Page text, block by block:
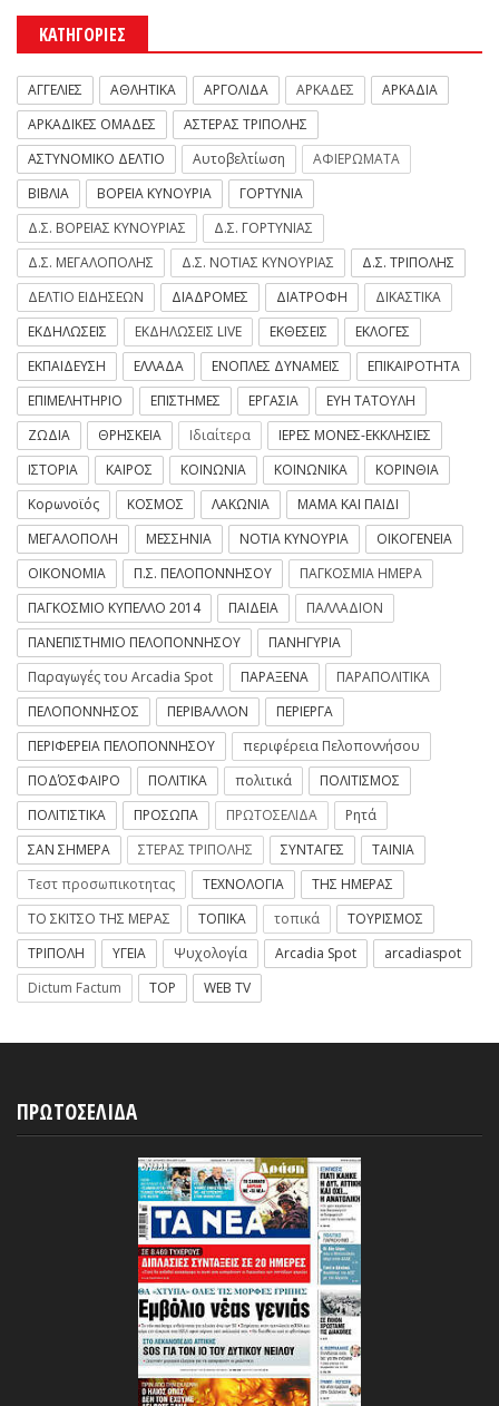
ΚΑΤΗΓΟΡΙΕΣ
ΑΓΓΕΛΙΕΣ ΑΘΛΗΤΙΚΑ ΑΡΓΟΛΙΔΑ ΑΡΚΑΔΕΣ
ΑΡΚΑΔΙΑ
ΑΡΚΑΔΙΚΕΣ ΟΜΑΔΕΣ
ΑΣΤΕΡΑΣ ΤΡΙΠΟΛΗΣ
ΑΣΤΥΝΟΜΙΚΟ ΔΕΛΤΙΟ
Αυτοβελτίωση
ΑΦΙΕΡΩΜΑΤΑ
ΒΙΒΛΙΑ
ΒΟΡΕΙΑ ΚΥΝΟΥΡΙΑ
ΓΟΡΤΥΝΙΑ
Δ.Σ. ΒΟΡΕΙΑΣ ΚΥΝΟΥΡΙΑΣ
Δ.Σ. ΓΟΡΤΥΝΙΑΣ
Δ.Σ. ΜΕΓΑΛΟΠΟΛΗΣ
Δ.Σ. ΝΟΤΙΑΣ ΚΥΝΟΥΡΙΑΣ
Δ.Σ. ΤΡΙΠΟΛΗΣ
ΔΕΛΤΙΟ ΕΙΔΗΣΕΩΝ
ΔΙΑΔΡΟΜΕΣ ΔΙΑΤΡΟΦΗ
ΔΙΚΑΣΤΙΚΑ
ΕΚΔΗΛΩΣΕΙΣ
ΕΚΔΗΛΩΣΕΙΣ LIVE ΕΚΘΕΣΕΙΣ
ΕΚΛΟΓΕΣ
ΕΚΠΑΙΔΕΥΣΗ
ΕΛΛΑΔΑ ΕΝΟΠΛΕΣ ΔΥΝΑΜΕΙΣ
ΕΠΙΚΑΙΡΟΤΗΤΑ
ΕΠΙΜΕΛΗΤΗΡΙΟ
ΕΠΙΣΤΗΜΕΣ ΕΡΓΑΣΙΑ
ΕΥΗ ΤΑΤΟΥΛΗ
ΖΩΔΙΑ
ΘΡΗΣΚΕΙΑ Ιδιαίτερα
ΙΕΡΕΣ ΜΟΝΕΣ-ΕΚΚΛΗΣΙΕΣ
ΙΣΤΟΡΙΑ
ΚΑΙΡΟΣ ΚΟΙΝΩΝΙΑ ΚΟΙΝΩΝΙΚΑ
ΚΟΡΙΝΘΙΑ
Κορωνοϊός
ΚΟΣΜΟΣ ΛΑΚΩΝΙΑ
ΜΑΜΑ ΚΑΙ ΠΑΙΔΙ
ΜΕΓΑΛΟΠΟΛΗ
ΜΕΣΣΗΝΙΑ ΝΟΤΙΑ ΚΥΝΟΥΡΙΑ
ΟΙΚΟΓΕΝΕΙΑ
ΟΙΚΟΝΟΜΙΑ
Π.Σ. ΠΕΛΟΠΟΝΝΗΣΟΥ
ΠΑΓΚΟΣΜΙΑ ΗΜΕΡΑ
ΠΑΓΚΟΣΜΙΟ ΚΥΠΕΛΛΟ 2014
ΠΑΙΔΕΙΑ
ΠΑΛΛΑΔΙΟΝ
ΠΑΝΕΠΙΣΤΗΜΙΟ ΠΕΛΟΠΟΝΝΗΣΟΥ
ΠΑΝΗΓΥΡΙΑ
Παραγωγές του Arcadia Spot
ΠΑΡΑΞΕΝΑ
ΠΑΡΑΠΟΛΙΤΙΚΑ
ΠΕΛΟΠΟΝΝΗΣΟΣ
ΠΕΡΙΒΑΛΛΟΝ
ΠΕΡΙΕΡΓΑ
ΠΕΡΙΦΕΡΕΙΑ ΠΕΛΟΠΟΝΝΗΣΟΥ
περιφέρεια Πελοποννήσου
ΠΟΔΌΣΦΑΙΡΟ
ΠΟΛΙΤΙΚΑ πολιτικά
ΠΟΛΙΤΙΣΜΟΣ
ΠΟΛΙΤΙΣΤΙΚΑ
ΠΡΟΣΩΠΑ ΠΡΩΤΟΣΕΛΙΔΑ
Ρητά
ΣΑΝ ΣΗΜΕΡΑ
ΣΤΕΡΑΣ ΤΡΙΠΟΛΗΣ ΣΥΝΤΑΓΕΣ
ΤΑΙΝΙΑ
Τεστ προσωπικοτητας
ΤΕΧΝΟΛΟΓΙΑ
ΤΗΣ ΗΜΕΡΑΣ
ΤΟ ΣΚΙΤΣΟ ΤΗΣ ΜΕΡΑΣ
ΤΟΠΙΚΑ τοπικά
ΤΟΥΡΙΣΜΟΣ
ΤΡΙΠΟΛΗ
ΥΓΕΙΑ Ψυχολογία Arcadia Spot
arcadiaspot
Dictum Factum
TOP WEB TV
ΠΡΩΤΟΣΕΛΙΔΑ